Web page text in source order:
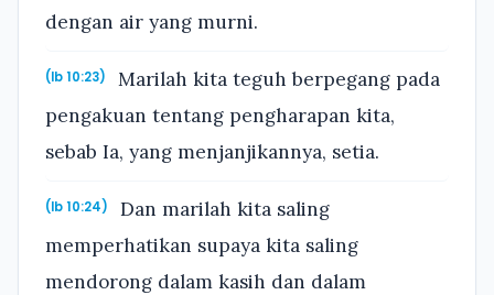
dengan air yang murni.
(Ib 10:23)
Marilah kita teguh berpegang pada
pengakuan tentang pengharapan kita,
sebab Ia, yang menjanjikannya, setia.
(Ib 10:24)
Dan marilah kita saling
memperhatikan supaya kita saling
mendorong dalam kasih dan dalam